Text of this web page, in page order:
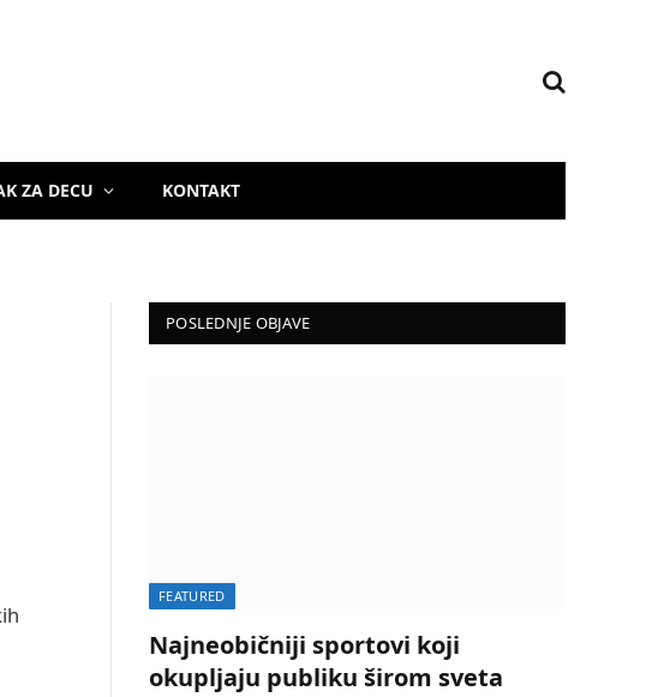
ZA DECU KONTAKT
POSLEDNJE OBJAVE
FEATURED
Najneobičniji sportovi koji
okupljaju publiku širom sveta